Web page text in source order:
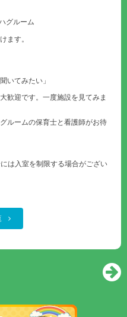
グルーム
ます。
いてみたい」
歓迎です。一度施設を見てみま
ルームの保育士と看護師がお待
は入室を制限する場合がござい